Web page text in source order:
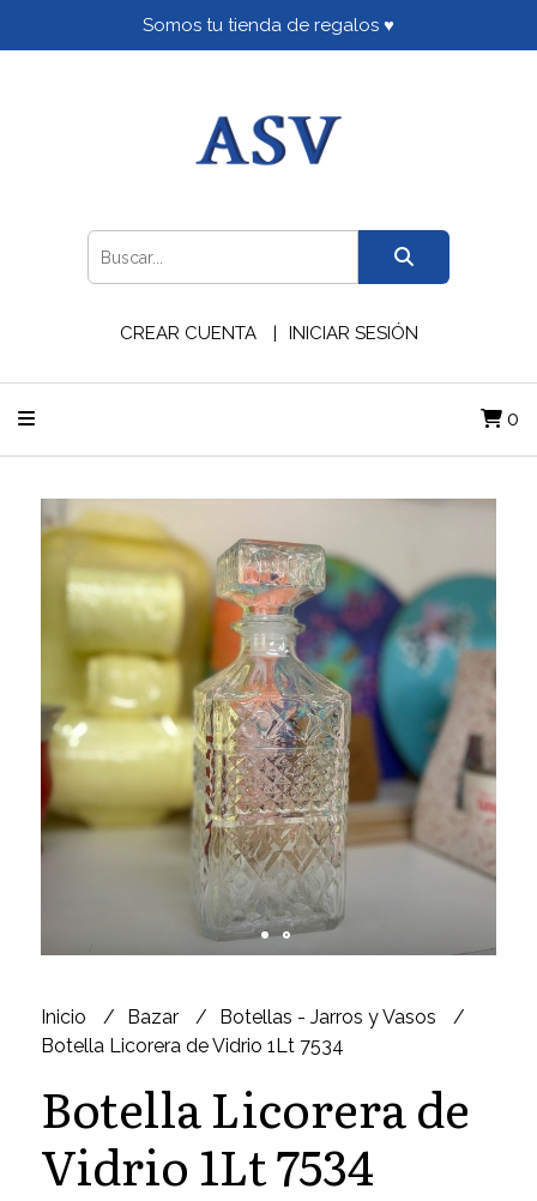
Somos tu tienda de regalos ♥
CREAR CUENTA INICIAR SESIÓN
0
Inicio Bazar
Botellas - Jarros y Vasos
Botella Licorera de Vidrio 1Lt 7534
Botella Licorera de
Vidrio 1Lt 7534